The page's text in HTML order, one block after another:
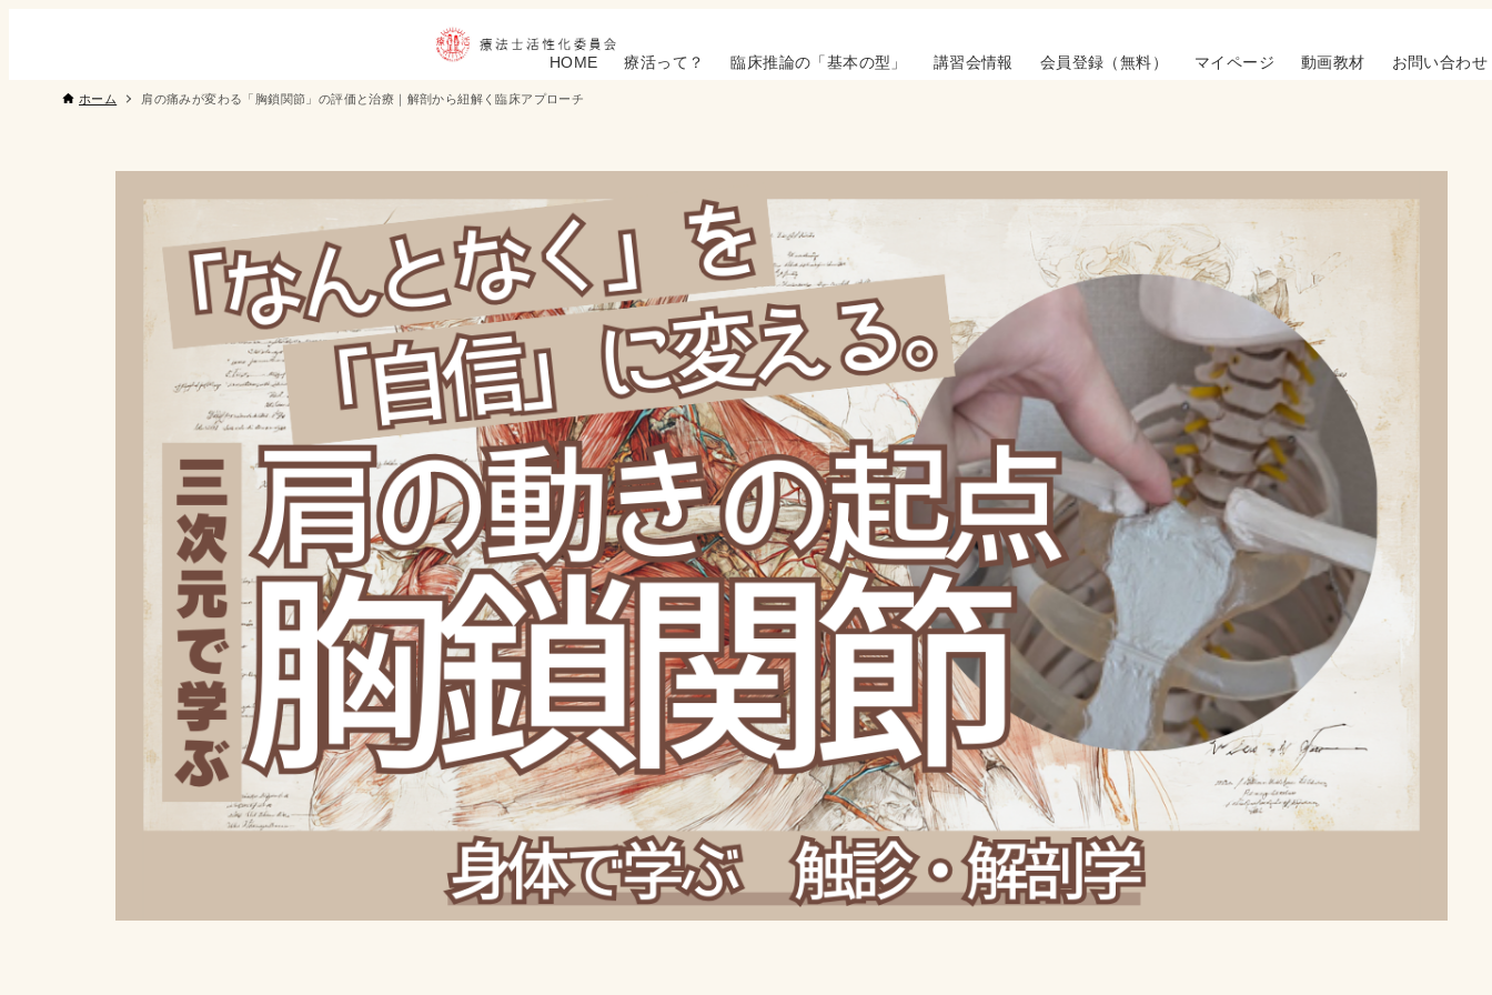
HOME 療活って？ 臨床推論の「基本の型」 講習会情報 会員登録（無料） マイページ 動画教材 お問い合わせ
ホーム 肩の痛みが変わる「胸鎖関節」の評価と治療｜解剖から紐解く臨床アプローチ